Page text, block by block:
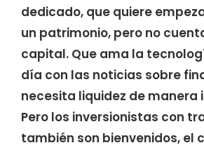
dedicado, que quiere
un patrimonio, pero no
capital. Que ama la
día con las noticias sobre
necesita liquidez de manera
Pero los inversionistas con
también son bienvenidos, el